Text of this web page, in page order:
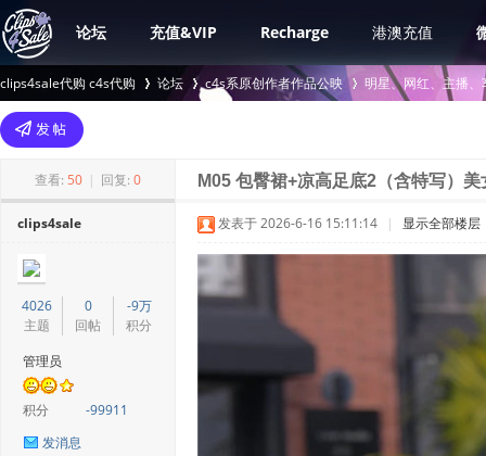
论坛 充值&VIP Recharge 港澳充值
clips4sale代购 c4s代购
>
论坛 c4s系原创作者作品公映
›
明星、网红、主播
查看: 50 | 回复: 0 M05 包臀裙+凉高足底2（含特写）
clips4sale
4026
主题
0
回帖
-9万
积分
管理员
积分
-99911
发消息
发表于 2026-6-16 15:11:14 | 显示全部楼层